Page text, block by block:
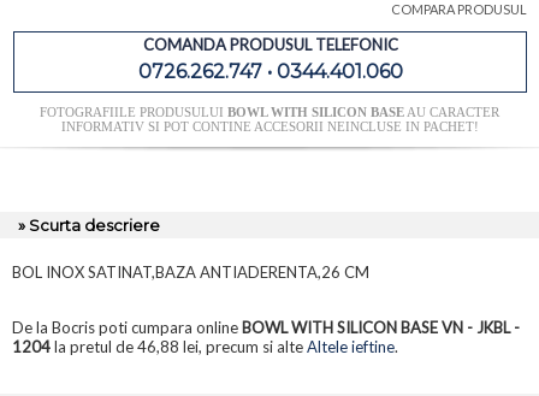
COMPARA PRODUSUL
COMANDA PRODUSUL TELEFONIC
0726.262.747 • 0344.401.060
FOTOGRAFIILE PRODUSULUI BOWL WITH SILICON BASEAU CARACTER
INFORMATIV SI POT CONTINE ACCESORII NEINCLUSE IN PACHET!
» Scurta descriere
BOL INOX SATINAT,BAZA ANTIADERENTA,26 CM
De la Bocris poti cumpara online BOWL WITH SILICON BASE VN - JKBL -
1204la pretul de 46,88 lei, precum si alteAltele ieftine.